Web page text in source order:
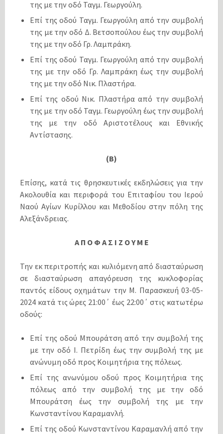
της με την οδό Ταγμ. Γεωργούλη.
Επί της οδού Ταγμ. Γεωργούλη από την συμβολή
της με την οδό Δ. Βετσοπούλου έως την συμβολή
της με την οδό Γρ. Λαμπράκη.
Επί της οδού Ταγμ. Γεωργούλη από την συμβολή
της με την οδό Γρ. Λαμπράκη έως την συμβολή
της με την οδό Νικ. Πλαστήρα.
Επί της οδού Νικ. Πλαστήρα από την συμβολή
της με την οδό Ταγμ. Γεωργούλη έως την συμβολή
της με την οδό Αριστοτέλους και Εθνικής
Αντίστασης.
(Β)
Επίσης, κατά τις θρησκευτικές εκδηλώσεις για την
Ακολουθία και περιφορά του Επιταφίου του Ιερού
Ναού Αγίων Κυρίλλου και Μεθοδίου στην πόλη της
Αλεξάνδρειας.
Α Π Ο Φ Α Σ Ι Ζ Ο Υ Μ Ε
Την εκ περιτροπής και κυλιόμενη από διασταύρωση
σε διασταύρωση απαγόρευση της κυκλοφορίας
παντός είδους οχημάτων την Μ. Παρασκευή 03-05-
2024 κατά τις ώρες 21:00΄ έως 22:00΄ στις κατωτέρω
οδούς:
Επί της οδού Μπουράτση από την συμβολή της
με την οδό Ι. Πετρίδη έως την συμβολή της με
ανώνυμη οδό προς Κοιμητήρια της πόλεως.
Επί της ανωνύμου οδού προς Κοιμητήρια της
πόλεως από την συμβολή της με την οδό
Μπουράτση έως την συμβολή της με την
Κωνσταντίνου Καραμανλή.
Επί της οδού Κωνσταντίνου Καραμανλή από την